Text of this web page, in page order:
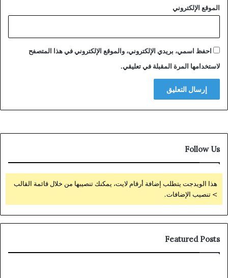
الموقع الإلكتروني
احفظ اسمي، بريدي الإلكتروني، والموقع الإلكتروني في هذا المتصفح
لاستخدامها المرة المقبلة في تعليقي.
Follow Us
هذا الويدجت يتطلب إضافة أرقام لايت، يمكنك تنصيبها من خلال قائمة القالب
> تنصيب الإضافات.
Featured Posts